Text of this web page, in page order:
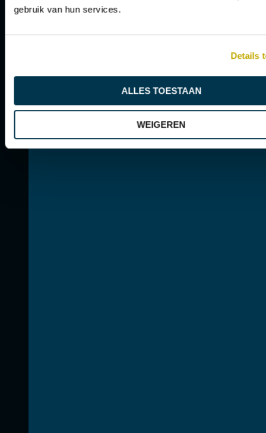
gebruik van hun services.
Details
ALLES TOESTAAN
WEIGEREN
VOLGENDE
AAN DE SLAG IN GENNEP